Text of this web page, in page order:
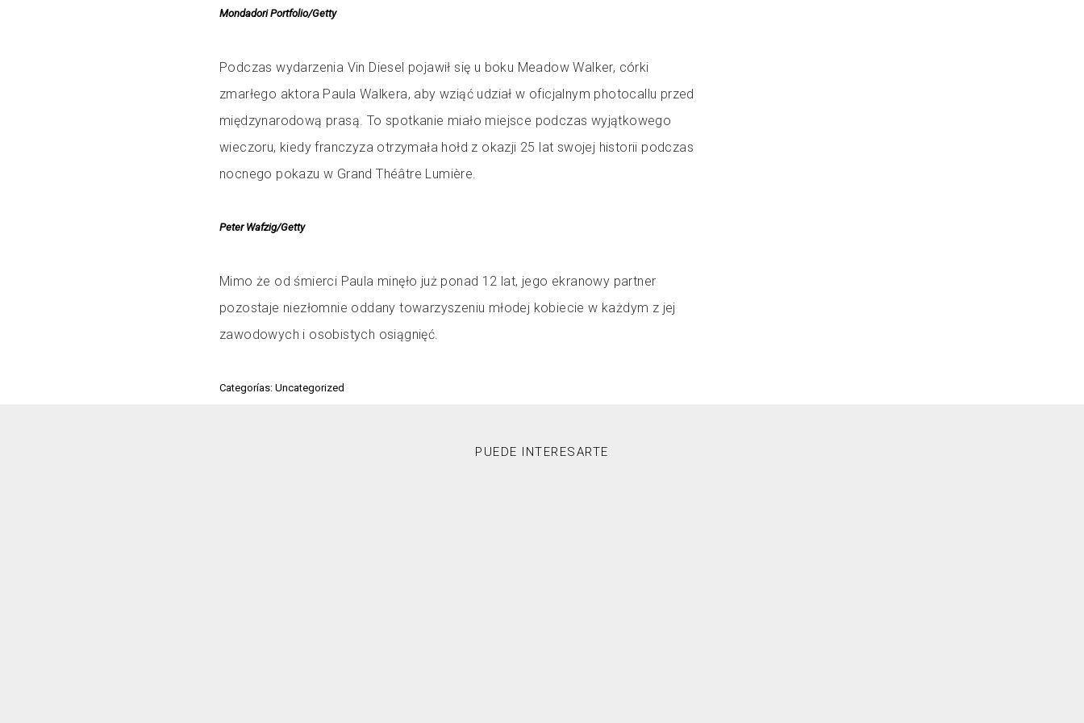
Mondadori Portfolio/Getty
Podczas wydarzenia Vin Diesel pojawił się u boku Meadow Walker, córki
zmarłego aktora Paula Walkera, aby wziąć udział w oficjalnym photocallu przed
międzynarodową prasą. To spotkanie miało miejsce podczas wyjątkowego
wieczoru, kiedy franczyza otrzymała hołd z okazji 25 lat swojej historii podczas
nocnego pokazu w Grand Théâtre Lumière.
Peter Wafzig/Getty
Mimo że od śmierci Paula minęło już ponad 12 lat, jego ekranowy partner
pozostaje niezłomnie oddany towarzyszeniu młodej kobiecie w każdym z jej
zawodowych i osobistych osiągnięć.
Categorías: Uncategorized
PUEDE INTERESARTE